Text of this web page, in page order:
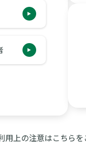
用上の注意はこちら